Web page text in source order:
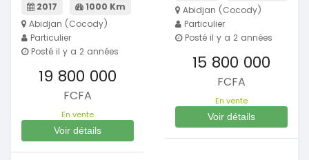
2017
1000 Km
Abidjan (Cocody)
Particulier
Posté il y a 2 années
19 800 000
FCFA
En vente
Voir détails
Abidjan (Cocody)
Particulier
Posté il y a 2 années
15 800 000
FCFA
En vente
Voir détails